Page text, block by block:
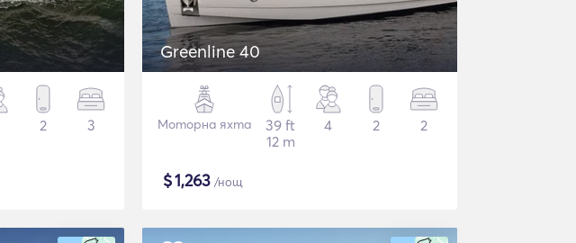
2 3
Greenline 40
Моторна яхта
39 ft
12 m
4 2 2
$1,263 /нощ